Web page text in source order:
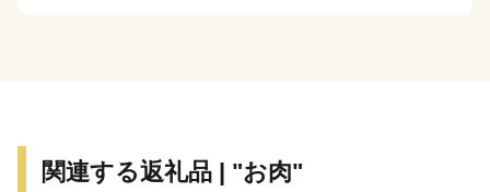
関連する返礼品 | "お肉"